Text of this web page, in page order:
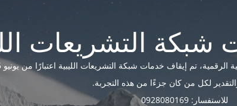
تم إيقاف خدمات شبكة التشريعات الليبية اعتبارًا من يونيو 2025.
لكل من كان جزءًا من هذه التجربة.
للاستفسار: 0928080169